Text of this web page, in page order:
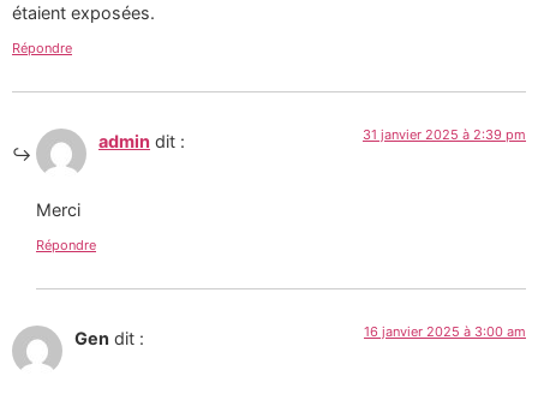
étaient exposées.
Répondre
admin dit : 31 janvier 2025 à 2:39 pm
Merci
Répondre
Gen dit : 16 janvier 2025 à 3:00 am